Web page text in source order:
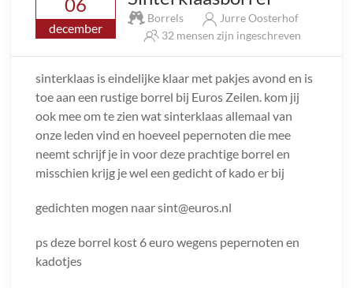
december
Borrels
Jurre Oosterhof
32 mensen zijn ingeschreven
sinterklaas is eindelijke klaar met pakjes avond en is
toe aan een rustige borrel bij Euros Zeilen. kom jij
ook mee om te zien wat sinterklaas allemaal van
onze leden vind en hoeveel pepernoten die mee
neemt schrijf je in voor deze prachtige borrel en
misschien krijg je wel een gedicht of kado er bij
gedichten mogen naar sint@euros.nl
ps deze borrel kost 6 euro wegens pepernoten en
kadotjes